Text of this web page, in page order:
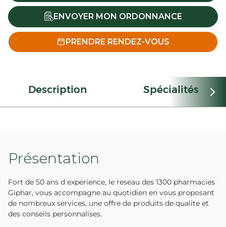
ENVOYER MON ORDONNANCE
PRENDRE RENDEZ-VOUS
Description Spécialités
Présentation
Fort de 50 ans d experience, le reseau des 1300 pharmacies
Giphar, vous accompagne au quotidien en vous proposant
de nombreux services, une offre de produits de qualite et
des conseils personnalises.